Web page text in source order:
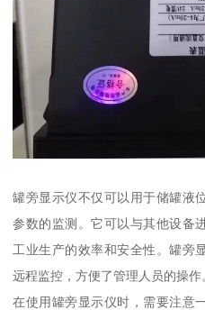
罐旁显示仪不仅可以用于储罐液
参数的监测。它可以与其他设备
工业生产的效率和安全性。罐旁
远程监控，方便了管理人员的操作
在使用罐旁显示仪时，需要注意